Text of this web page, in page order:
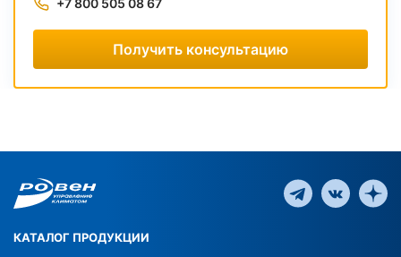
+7 800 505 08 67
Получить консультацию
КАТАЛОГ ПРОДУКЦИИ